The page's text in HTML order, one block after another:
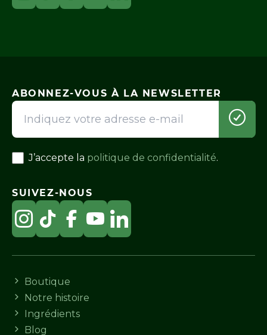
ABONNEZ-VOUS À LA NEWSLETTER
J’accepte la politique de confidentialité.
SUIVEZ-NOUS
Boutique
Notre histoire
Ingrédients
Blog